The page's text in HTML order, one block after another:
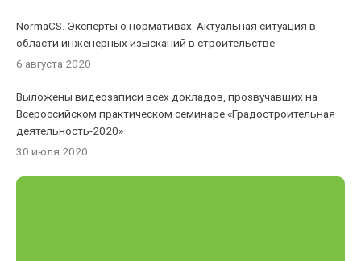
NormaCS. Эксперты о нормативах. Актуальная ситуация в
области инженерных изысканий в строительстве
6 августа 2020
Выложены видеозаписи всех докладов, прозвучавших на
Всероссийском практическом семинаре «Градостроительная
деятельность-2020»
30 июля 2020